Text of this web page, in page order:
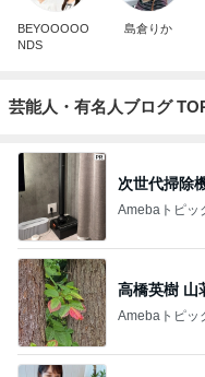
BEYOOOOO
NDS
島倉りか
芸能人・有名人ブログ
次世代掃除
Amebaトピッ
高橋英樹 山
Amebaトピッ